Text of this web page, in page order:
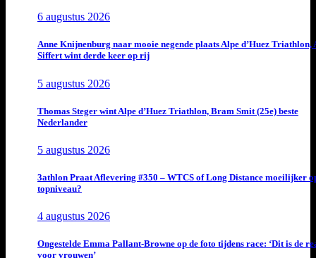
6 augustus 2026
Anne Knijnenburg naar mooie negende plaats Alpe d’Huez Triathlon,
Siffert wint derde keer op rij
5 augustus 2026
Thomas Steger wint Alpe d’Huez Triathlon, Bram Smit (25e) beste
Nederlander
5 augustus 2026
3athlon Praat Aflevering #350 – WTCS of Long Distance moeilijker
topniveau?
4 augustus 2026
Ongestelde Emma Pallant-Browne op de foto tijdens race: ‘Dit is de
voor vrouwen’